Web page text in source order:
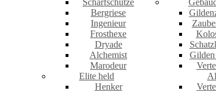
Scharfschütze
Bergriese
Ingenieur
Frosthexe
Dryade
Alchemist
Marodeur
Elite held
Henker